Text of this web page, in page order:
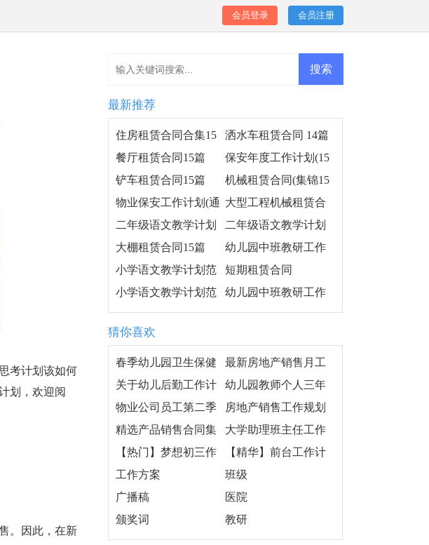
会员登录 会员注册
考计划该如何
划，欢迎阅
。因此，在新
最新推荐
住房租赁合同合集15
篇
洒水车租赁合同 14篇
餐厅租赁合同15篇
保安年度工作计划(15
篇)
铲车租赁合同15篇
机械租赁合同(集锦15
篇)
物业保安工作计划(通
用15篇)
大型工程机械租赁合
同
二年级语文教学计划
范文(15篇)
二年级语文教学计划
范文汇编15篇
大棚租赁合同15篇
幼儿园中班教研工作
计划
小学语文教学计划范
文(15篇)
短期租赁合同
小学语文教学计划范
文15篇
幼儿园中班教研工作
计划集锦14篇
猜你喜欢
春季幼儿园卫生保健
工作计划集合15篇
最新房地产销售月工
作计划
关于幼儿后勤工作计
划范文七篇
幼儿园教师个人三年
发展规划计划
物业公司员工第二季
度工作总结
房地产销售工作规划
模板
精选产品销售合同集
锦9篇
大学助理班主任工作
计划7篇
【热门】梦想初三作
文集合五篇
【精华】前台工作计
划4篇
工作方案
班级
广播稿
医院
颁奖词
教研